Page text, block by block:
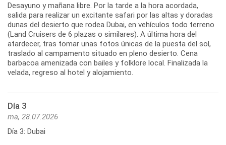
Desayuno y mañana libre. Por la tarde a la hora acordada,
salida para realizar un excitante safari por las altas y doradas
dunas del desierto que rodea Dubai, en vehículos todo terreno
(Land Cruisers de 6 plazas o similares). A última hora del
atardecer, tras tomar unas fotos únicas de la puesta del sol,
traslado al campamento situado en pleno desierto. Cena
barbacoa amenizada con bailes y folklore local. Finalizada la
velada, regreso al hotel y alojamiento.
Día 3
ma, 28.07.2026
Día 3: Dubai